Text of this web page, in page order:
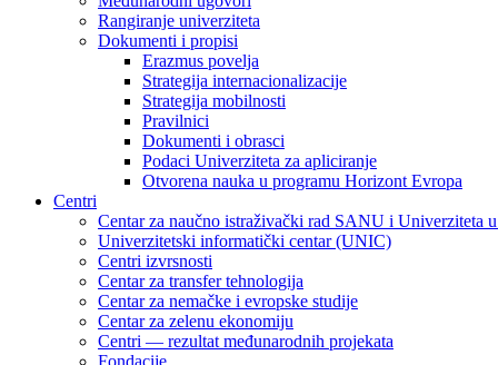
Rangiranje univerziteta
Dokumenti i propisi
Erazmus povelja
Strategija internacionalizacije
Strategija mobilnosti
Pravilnici
Dokumenti i obrasci
Podaci Univerziteta za apliciranje
Otvorena nauka u programu Horizont Evropa
Centri
Centar za naučno istraživački rad SANU i Univerziteta
Univerzitetski informatički centar (UNIC)
Centri izvrsnosti
Centar za transfer tehnologija
Centar za nemačke i evropske studije
Centar za zelenu ekonomiju
Centri — rezultat međunarodnih projekata
Fondacije